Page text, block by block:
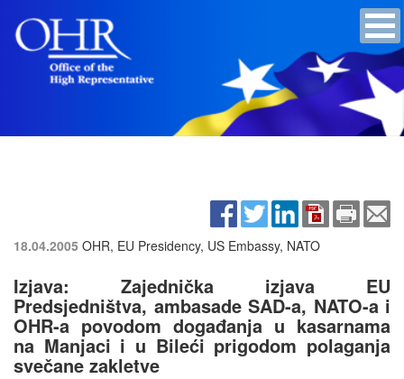
18.04.2005 OHR, EU Presidency, US Embassy, NATO
Izjava: Zajednička izjava EU
Predsjedništva, ambasade SAD-a, NATO-a i
OHR-a povodom događanja u kasarnama
na Manjaci i u Bileći prigodom polaganja
svečane zakletve